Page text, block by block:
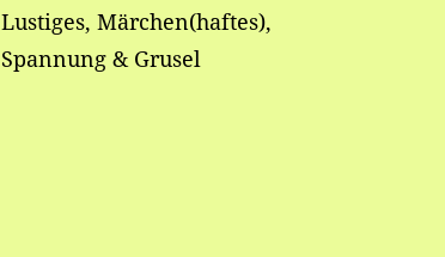
Lustiges, Märchen(haftes),
Spannung & Grusel